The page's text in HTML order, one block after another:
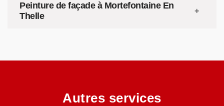
Peinture de façade à Mortefontaine En
Thelle
Autres services